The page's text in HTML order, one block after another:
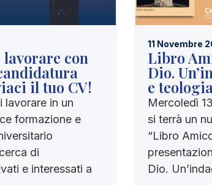
con
il tuo CV!
lavorare in un
formazione e
di
e interessati a
11 Novembre
Libro
Dio.
e
Mercoledì
si terrà un
“Libro
Dio.